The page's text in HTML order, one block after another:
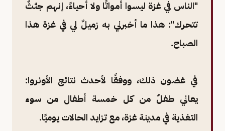
"الناس في غزة ليسوا أمواتًا ولا أحياءً، إنهم جثثٌ
تتحرك": هذا ما أخبرني به زميلٌ لي في غزة هذا
الصباح.
في غضون ذلك، ووفقًا لأحدث نتائج الأونروا:
يعاني طفلٌ من كل خمسة أطفال من سوء
التغذية في مدينة غزة، مع تزايد الحالات يوميًا.